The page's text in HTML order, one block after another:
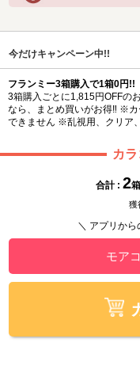
今だけキャンペーン中!!
フランミー3箱購入で1箱0円!!
3箱購入ごとに1,815円OFFの
なら、まとめ買いがお得‼ ※
できません ※乱視用、クリア
カ
合計 : 2箱
獲
＼ アプリから
モア